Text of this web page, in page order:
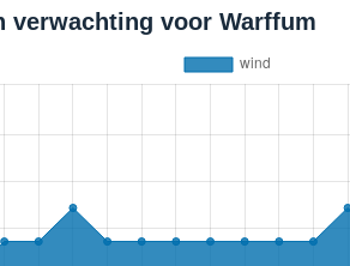
verwachting voor Warffum